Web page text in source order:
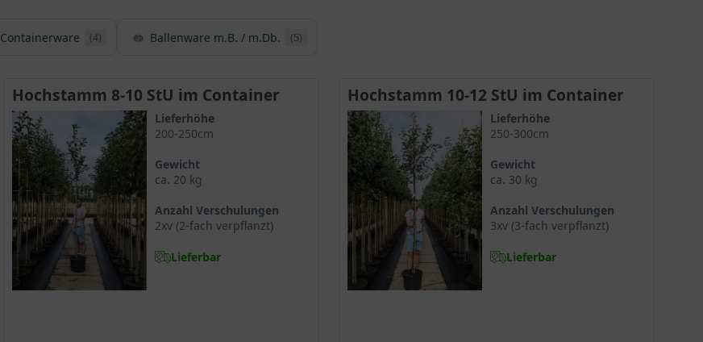
Containerware (4) Ballenware m.B. / m.Db. (5)
Hochstamm 8-10 StU im Container
Lieferhöhe
200-250cm
Gewicht
ca. 20 kg
Anzahl Verschulungen
2xv (2-fach verpflanzt)
Lieferbar
Hochstamm 10-12 StU im Container
Lieferhöhe
250-300cm
Gewicht
ca. 30 kg
Anzahl Verschulungen
3xv (3-fach verpflanzt)
Lieferbar